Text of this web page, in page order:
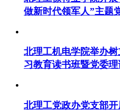
做新时代领军人”主题
北理工机电学院举办
习教育读书班暨党委
北理工党政办党支部